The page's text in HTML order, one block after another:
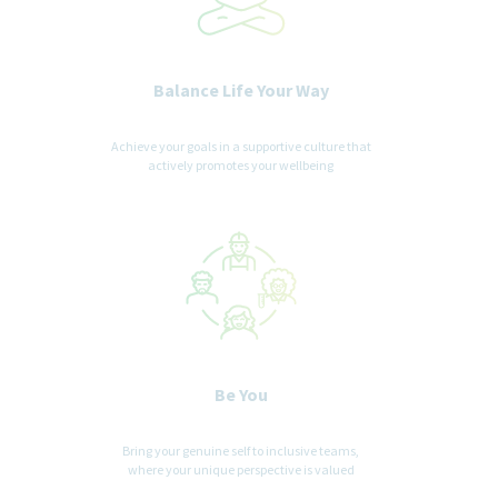
Balance Life Your Way
Achieve your goals in a supportive culture that
actively promotes your wellbeing
Be You
Bring your genuine self to inclusive teams,
where your unique perspective is valued